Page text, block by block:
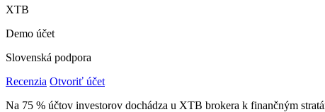
XTB
Demo účet
Slovenská podpora
Recenzia Otvoriť účet
Na 75 % účtov investorov dochádza u XTB brokera k finančným